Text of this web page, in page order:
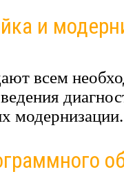
и
всем
модернизации.